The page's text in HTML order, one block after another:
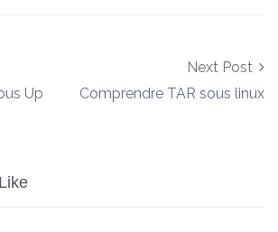
Up
Next Post
Comprendre TAR sous linux